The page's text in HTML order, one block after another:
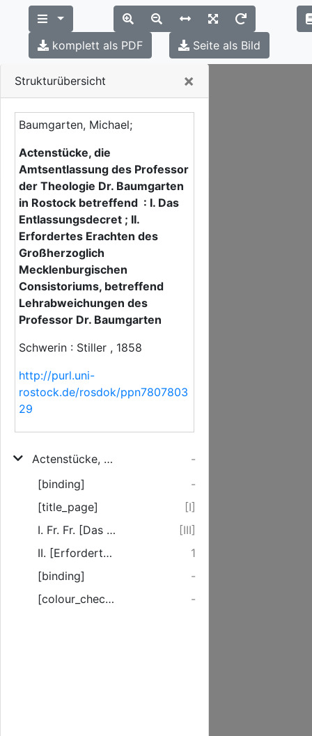
Strukturübersicht ×
Baumgarten, Michael;
Actenstücke, die
Amtsentlassung des Professor
der Theologie Dr. Baumgarten
in Rostock betreffend : I. Das
Entlassungsdecret ; II.
Erfordertes Erachten des
Großherzoglich
Mecklenburgischen
Consistoriums, betreffend
Lehrabweichungen des
Professor Dr. Baumgarten
Schwerin : Stiller , 1858
http://purl.uni-
rostock.de/rosdok/ppn7807803
29
Actenstücke, die Amtsentlassung des Professor der Theologie Dr. Baumgarten in Rostock betreffend
-
[binding]
-
[title_page]
[I]
I. Fr. Fr. [Das Entlassungsdecret.]
[III]
II. [Erfordertes Erachten des ... Consistoriums ...]
1
[binding]
-
[colour_checker]
-
komplett als PDF Seite als Bild